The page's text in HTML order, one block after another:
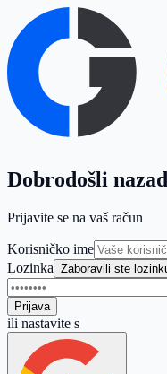
Dobrodošli nazad
Prijavite se na vaš račun
Korisničko ime
Lozinka Zaboravili ste
Prijava
ili nastavite s